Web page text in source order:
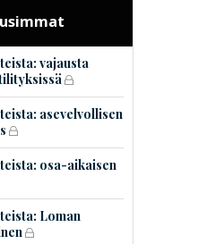
vajausta
asevelvollisen
osa-aikaisen
Loman